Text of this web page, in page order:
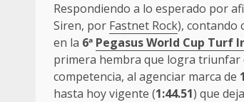
Respondiendo a lo esperado por
Siren, por Fastnet Rock), contando
en la 6ª Pegasus World Cup Turf
primera hembra que logra triunfar
competencia, al agenciar marca de
hasta hoy vigente (1:44.51) que